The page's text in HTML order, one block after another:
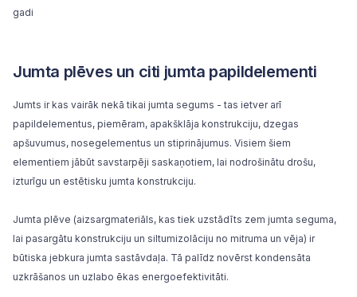
gadi
Jumta plēves un citi jumta papildelementi
Jumts ir kas vairāk nekā tikai jumta segums - tas ietver arī
papildelementus, piemēram, apakšklāja konstrukciju, dzegas
apšuvumus, nosegelementus un stiprinājumus. Visiem šiem
elementiem jābūt savstarpēji saskaņotiem, lai nodrošinātu drošu,
izturīgu un estētisku jumta konstrukciju.
Jumta plēve (aizsargmateriāls, kas tiek uzstādīts zem jumta seguma,
lai pasargātu konstrukciju un siltumizolāciju no mitruma un vēja) ir
būtiska jebkura jumta sastāvdaļa. Tā palīdz novērst kondensāta
uzkrāšanos un uzlabo ēkas energoefektivitāti.